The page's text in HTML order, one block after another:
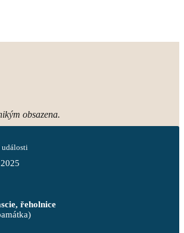
obsazena.
události
řeholnice
barva